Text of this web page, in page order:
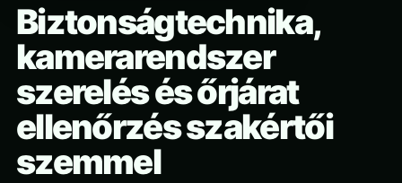
Biztonságtechnika,
kamerarendszer
szerelés és őrjárat
ellenőrzés szakértői
szemmel